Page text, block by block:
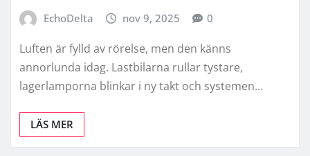
EchoDelta nov 9, 2025 0
Luften är fylld av rörelse, men den känns
annorlunda idag. Lastbilarna rullar tystare,
lagerlamporna blinkar i ny takt och systemen…
LÄS MER